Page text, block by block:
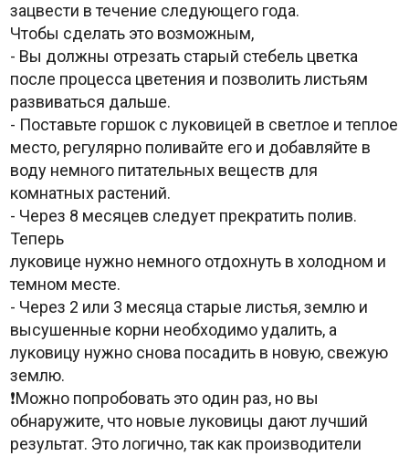
зацвести в течение следующего года.
Чтобы сделать это возможным,
- Вы должны отрезать старый стебель цветка
после процесса цветения и позволить листьям
развиваться дальше.
- Поставьте горшок с луковицей в светлое и теплое
место, регулярно поливайте его и добавляйте в
воду немного питательных веществ для
комнатных растений.
- Через 8 месяцев следует прекратить полив.
Теперь
луковице нужно немного отдохнуть в холодном и
темном месте.
- Через 2 или 3 месяца старые листья, землю и
высушенные корни необходимо удалить, а
луковицу нужно снова посадить в новую, свежую
землю.
❗Можно попробовать это один раз, но вы
обнаружите, что новые луковицы дают лучший
результат. Это логично, так как производители